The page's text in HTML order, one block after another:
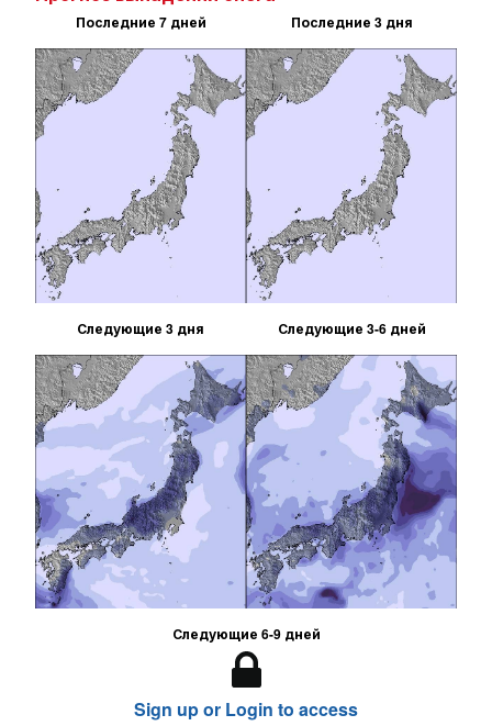
Последние 7 дней Последние 3 дня
Следующие 3 дня Следующие 3-6 дней
Следующие 6-9 дней
Sign up or Login to access